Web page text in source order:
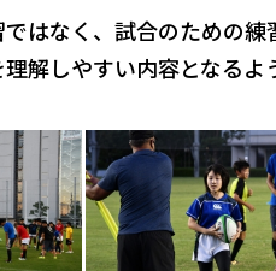
はなく、試合のための
解しやすい内容となるよ